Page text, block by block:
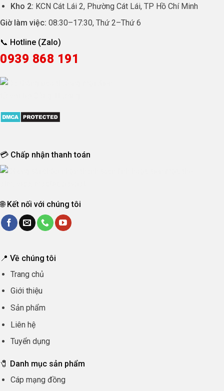
Kho 2: KCN Cát Lái 2, Phường Cát Lái, TP Hồ Chí Minh
Giờ làm việc: 08:30–17:30, Thứ 2–Thứ 6
📞 Hotline (Zalo)
0939 868 191
💳 Chấp nhận thanh toán
🌐 Kết nối với chúng tôi
📍 Về chúng tôi
Trang chủ
Giới thiệu
Sản phẩm
Liên hệ
Tuyển dụng
🧷 Danh mục sản phẩm
Cáp mạng đồng